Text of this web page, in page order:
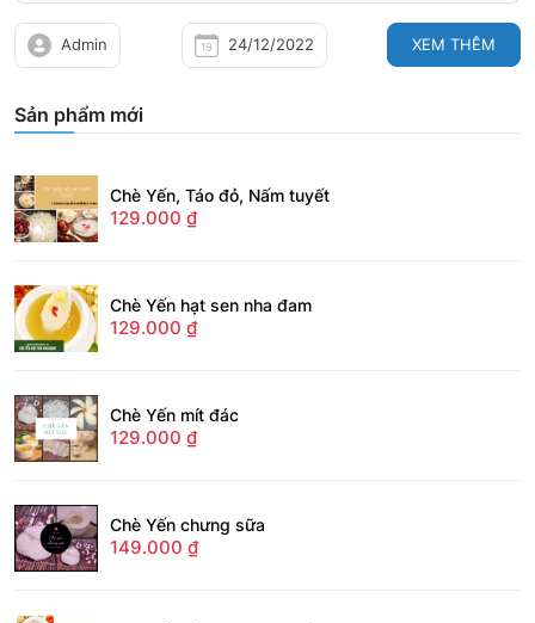
Admin 24/12/2022 XEM THÊM
Sản phẩm mới
Chè Yến, Táo đỏ, Nấm tuyết
129.000 ₫
Chè Yến hạt sen nha đam
129.000 ₫
Chè Yến mít đác
129.000 ₫
Chè Yến chưng sữa
149.000 ₫